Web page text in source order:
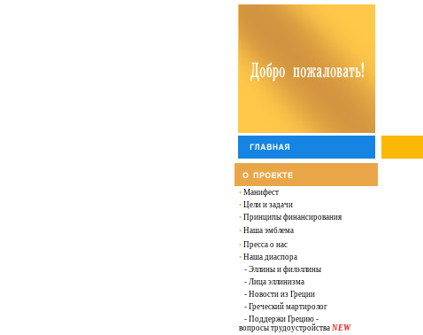
• Манифест
• Цели и задачи
• Принципы финансирования
• Наша эмблема
• Пресса о нас
•Наша диаспора
- Эллины и филэллины
- Лица эллинизма
- Новости из Греции
- Греческий мартиролог
- Поддержи Грецию -
вопросы трудоустройства NEW